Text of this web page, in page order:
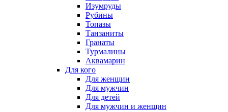
Изумруды
Рубины
Топазы
Танзаниты
Гранаты
Турмалины
Аквамарин
Для кого
Для женщин
Для мужчин
Для детей
Для мужчин и женщин